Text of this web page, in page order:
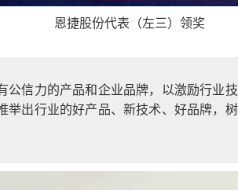
恩捷股份代表（左三）领奖
公信力的产品和企业品牌，以激励行业
出行业的好产品、新技术、好品牌，